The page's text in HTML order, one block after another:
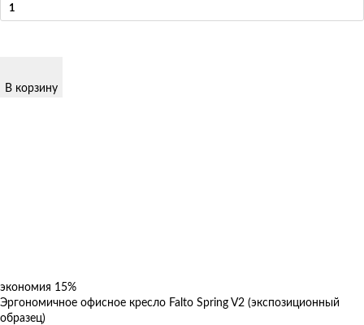
В корзину
экономия 15%
Эргономичное офисное кресло Falto Spring V2 (экспозиционный
образец)